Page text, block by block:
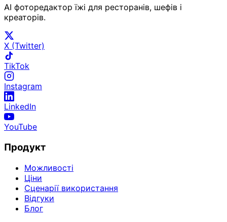
AI фоторедактор їжі для ресторанів, шефів і
креаторів.
X (Twitter)
TikTok
Instagram
LinkedIn
YouTube
Продукт
Можливості
Ціни
Сценарії використання
Відгуки
Блог